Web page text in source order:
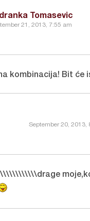
Tomasevic
21, 2013, 7:55 am
September 20, 2013,
kombinacija! Bit će
\\\\\\\\\\\\drage